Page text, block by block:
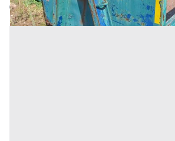
Annuncio scaduto